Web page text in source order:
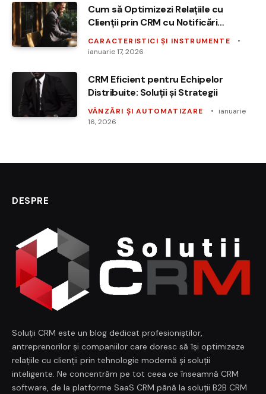
Cum să Optimizezi Relațiile cu
Clienții prin CRM cu Notificări
CARACTERISTICI ȘI INSTRUMENTE
ianuarie 17, 2026
CRM Eficient pentru Echipelor
Distribuite: Soluții și Strategii
VÂNZĂRI ȘI AUTOMATIZARE
ianuarie
16, 2026
DESPRE
Soluții CRM este un blog dedicat profesioniștilor,
antreprenorilor și companiilor care doresc să își optimizeze
relațiile cu clienții prin tehnologie modernă și soluții
inteligente. Ne concentrăm pe tot ceea ce înseamnă CRM
software, de la platforme SaaS CRM până la soluții B2B CRM